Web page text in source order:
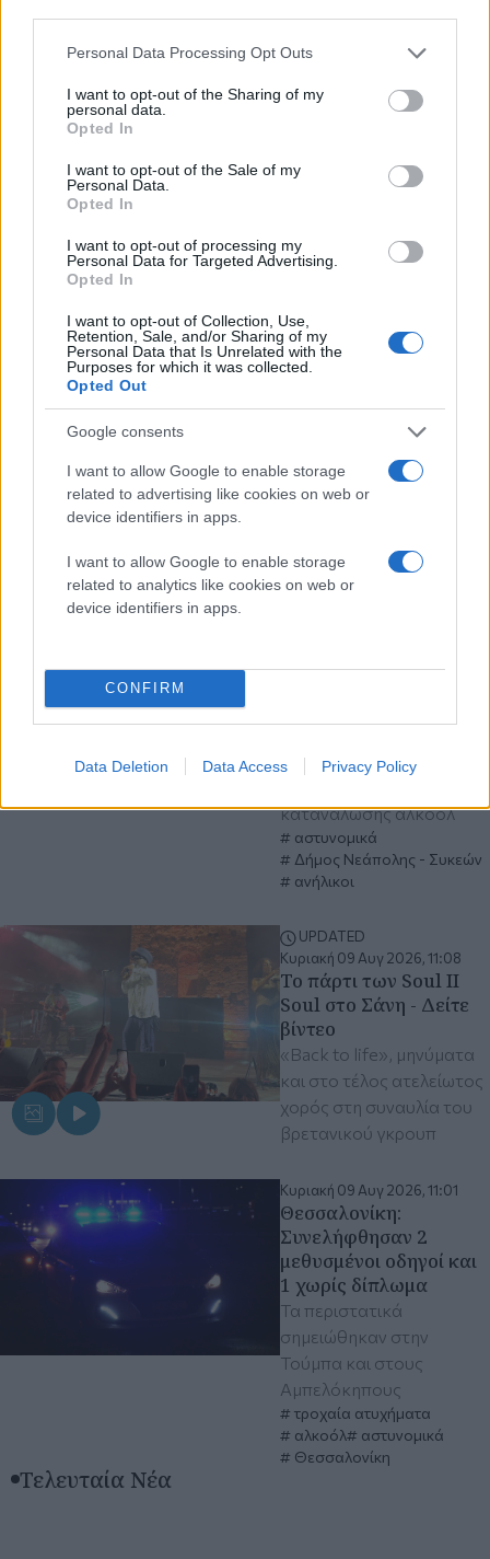
Please note that this website/app uses one or more Google
not limited to your visit or usage behaviour. You may click to
grant or deny consent to Google and its third-party tags to
use your data for below specified purposes in below Google
consent section.
Personal Data Processing Opt Outs
I want to opt-out of the Sharing of my
personal data.
Opted In
I want to opt-out of the Sale of my
Personal Data.
Opted In
I want to opt-out of processing my
Personal Data for Targeted Advertising.
Opted In
I want to opt-out of Collection, Use,
Retention, Sale, and/or Sharing of my
Personal Data that Is Unrelated with the
Purposes for which it was collected.
Opted Out
Google consents
I want to allow Google to enable storage
related to advertising like cookies on web or
device identifiers in apps.
I want to allow Google to enable storage
related to analytics like cookies on web or
device identifiers in apps.
CONFIRM
Data Deletion Data Access Privacy Policy
Διαβάστε περισσότερα
Κυριακή 09 Αυγ 2026, 12:18
Στο αποκορύφωμά της
αδειούχων του
Αυγούστου: Γέμισαν
αεροδρόμια -
Καθυστερήσεις στα
Στο 100% η πληρότητα
στο ΚΤΕΛ Μακεδονία -
«Ουρές» στο τελωνείο
ΚΤΕΛ
Λιμάνι Θεσσαλονίκης
Κυριακή 09 Αυγ 2026, 11:30
Θεσσαλονίκη:
παραβατικότητας των
κατανάλωσης αλκοόλ
αστυνομικά
Δήμος Νεάπολης - Συκεών
ανήλικοι
UPDATED
Κυριακή 09 Αυγ 2026, 11:08
Το πάρτι των Soul II
Soul στο Σάνη - Δείτε
βίντεο
«Back to life», μηνύματα
και στο τέλος ατελείωτος
χορός στη συναυλία του
βρετανικού γκρουπ
Κυριακή 09 Αυγ 2026, 11:01
Θεσσαλονίκη:
Συνελήφθησαν 2
μεθυσμένοι οδηγοί και
1 χωρίς δίπλωμα
Τα περιστατικά
σημειώθηκαν στην
Τούμπα και στους
Αμπελόκηπους
τροχαία ατυχήματα
αλκοόλ
αστυνομικά
Θεσσαλονίκη
Τελευταία Νέα